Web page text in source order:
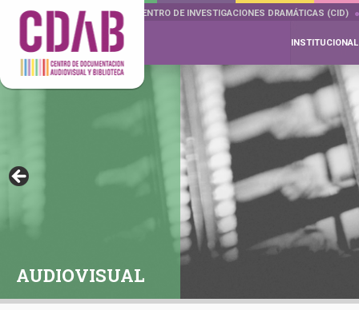
DOCUMENTA DRAMÁTICAS CENTRO DE INVESTIGACIONES DRAMÁTICAS (CID)
INSTITUCIONAL
AUDIOVISUAL